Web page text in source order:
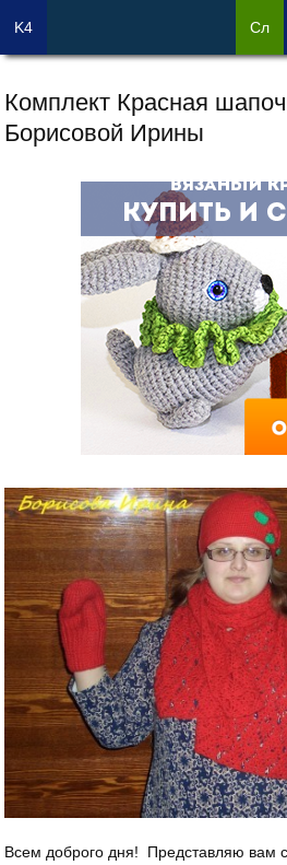
Комплект Красная
Борисовой Ирины
Всем доброго дня! Представляю вам
K4 Сл